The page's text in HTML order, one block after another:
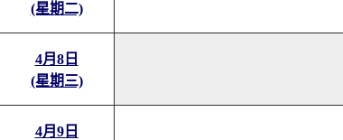
(星期二)
4月8日
(星期三)
4月9日